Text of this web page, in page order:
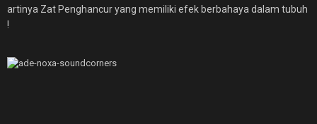
artinya Zat Penghancur yang memiliki efek berbahaya dalam tubuh
!